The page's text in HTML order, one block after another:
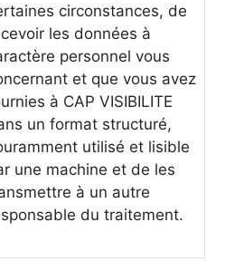
circonstances, de
les données à
personnel vous
et que vous avez
à CAP VISIBILITE
un format structuré,
utilisé et lisible
une machine et de les
à un autre
du traitement.